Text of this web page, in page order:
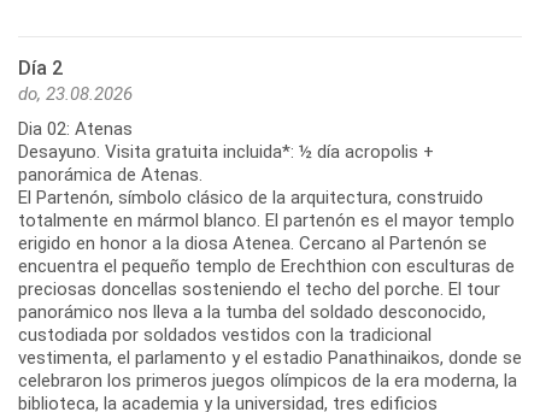
Día 2
do, 23.08.2026
Dia 02: Atenas
Desayuno. Visita gratuita incluida*: ½ día acropolis +
panorámica de Atenas.
El Partenón, símbolo clásico de la arquitectura, construido
totalmente en mármol blanco. El partenón es el mayor templo
erigido en honor a la diosa Atenea. Cercano al Partenón se
encuentra el pequeño templo de Erechthion con esculturas de
preciosas doncellas sosteniendo el techo del porche. El tour
panorámico nos lleva a la tumba del soldado desconocido,
custodiada por soldados vestidos con la tradicional
vestimenta, el parlamento y el estadio Panathinaikos, donde se
celebraron los primeros juegos olímpicos de la era moderna, la
biblioteca, la academia y la universidad, tres edificios